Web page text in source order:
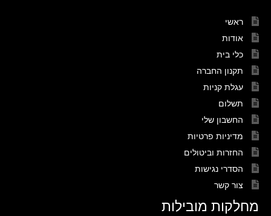
ראשי
אודות
כלי בית
תקנון החברה
עגלת קניות
תשלום
החשבון שלי
מדיניות פרטיות
החזרות וביטולים
הסדרי נגישות
צור קשר
מחלקות מובילות